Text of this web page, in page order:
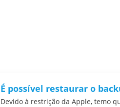
É possível restaurar o
Devido à restrição da Apple, temo